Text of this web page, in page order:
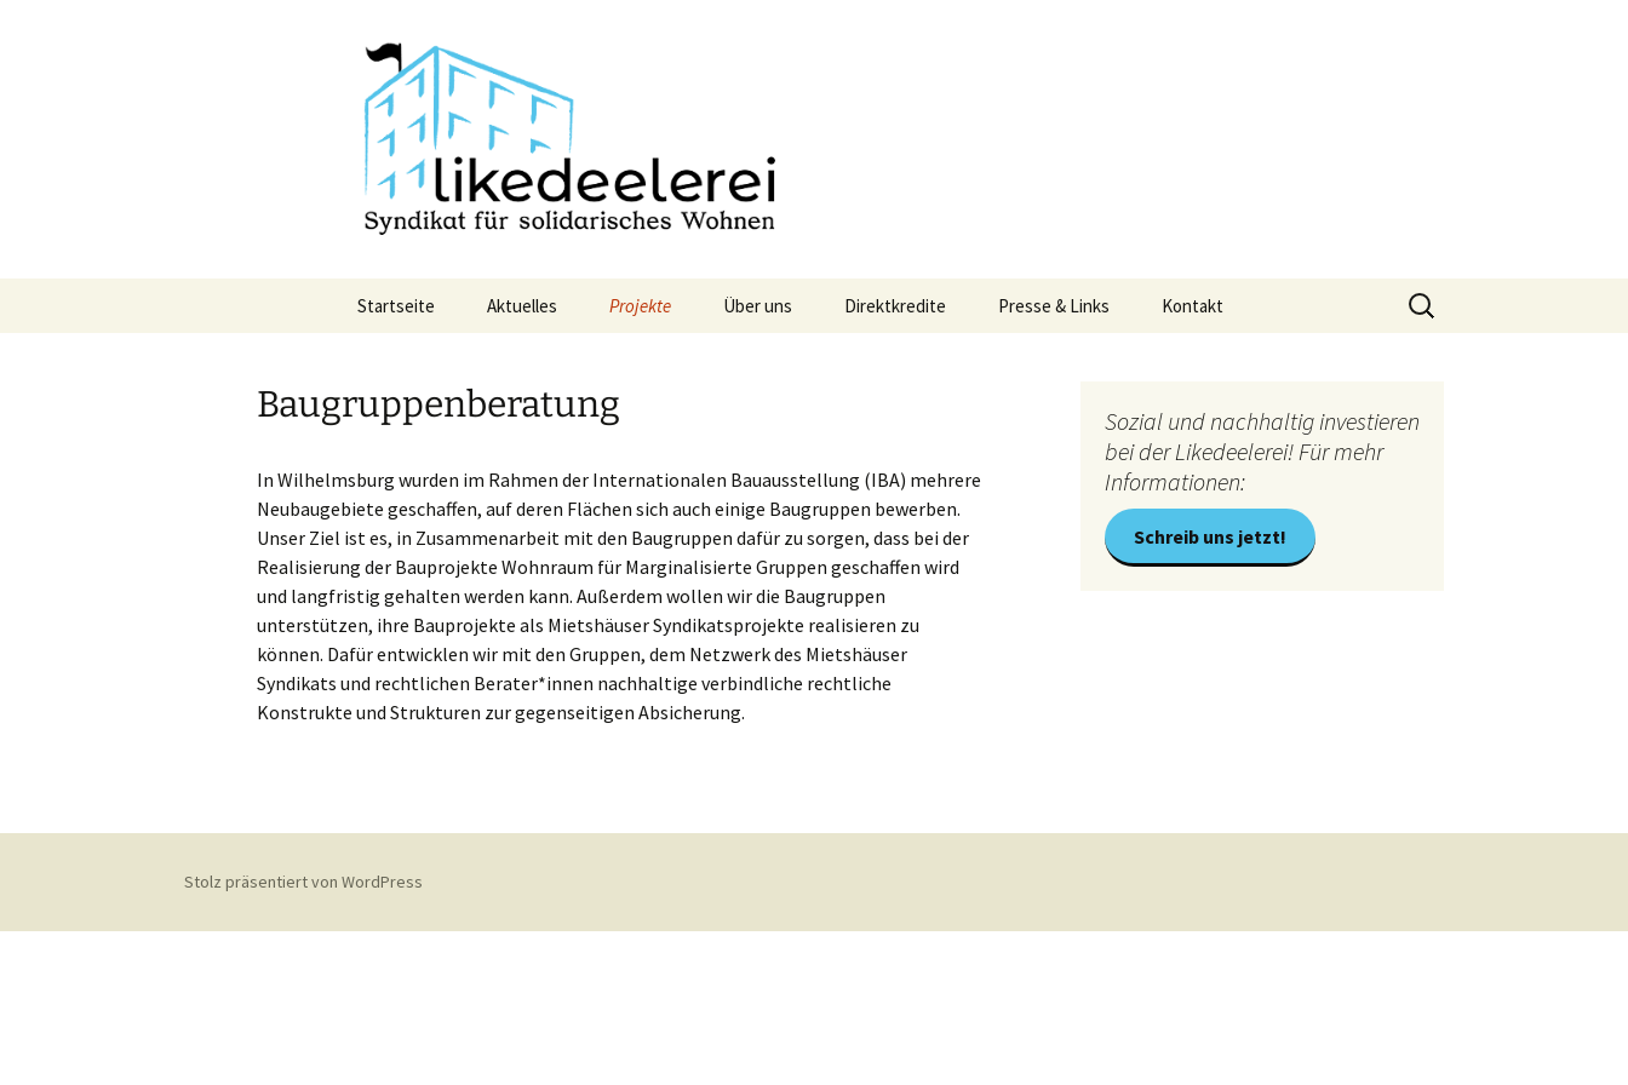
Likedeelerei
Startseite Aktuelles Projekte
Mieter*innengemeinschaft
I-10
Wohnung in Altona
Neubau Utopie
Fensterbank
Haus „3 Geschwister“
Flottbek
Über uns
Unser Konzept
Direktkredite Presse & Links Kontakt
Suchen
nach:
Baugruppenberatung
In Wilhelmsburg wurden im Rahmen der Internationalen Bauausstellung (IBA) mehrere
Neubaugebiete geschaffen, auf deren Flächen sich auch einige Baugruppen bewerben.
Unser Ziel ist es, in Zusammenarbeit mit den Baugruppen dafür zu sorgen, dass bei der
Realisierung der Bauprojekte Wohnraum für Marginalisierte Gruppen geschaffen wird
und langfristig gehalten werden kann. Außerdem wollen wir die Baugruppen
unterstützen, ihre Bauprojekte als Mietshäuser Syndikatsprojekte realisieren zu
können. Dafür entwicklen wir mit den Gruppen, dem Netzwerk des Mietshäuser
Syndikats und rechtlichen Berater*innen nachhaltige verbindliche rechtliche
Konstrukte und Strukturen zur gegenseitigen Absicherung.
Sozial und nachhaltig investieren
bei der Likedeelerei! Für mehr
Informationen:
Schreib uns jetzt!
Stolz präsentiert von WordPress